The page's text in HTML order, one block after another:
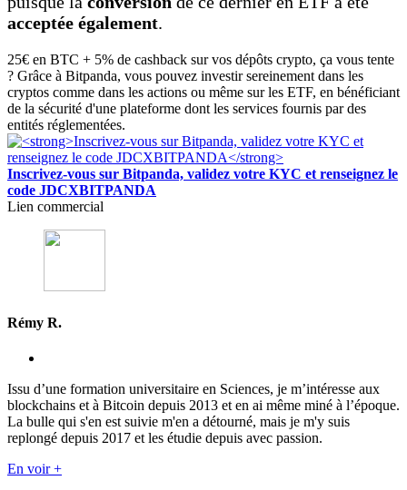
acceptée également.
25€ en BTC + 5% de cashback sur vos dépôts crypto, ça vous tente
? Grâce à Bitpanda, vous pouvez investir sereinement dans les
cryptos comme dans les actions ou même sur les ETF, en bénéficiant
de la sécurité d'une plateforme dont les services fournis par des
entités réglementées.
Inscrivez-vous sur Bitpanda, validez votre KYC et renseignez le
code JDCXBITPANDA
Lien commercial
Rémy R.
Issu d’une formation universitaire en Sciences, je m’intéresse aux
blockchains et à Bitcoin depuis 2013 et en ai même miné à l’époque.
La bulle qui s'en est suivie m'en a détourné, mais je m'y suis
replongé depuis 2017 et les étudie depuis avec passion.
En voir +